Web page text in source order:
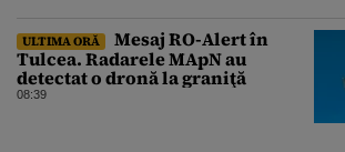
ULTIMA ORĂ
Mesaj RO-Alert în
Tulcea. Radarele MApN au
detectat o dronă la graniţă
08:39